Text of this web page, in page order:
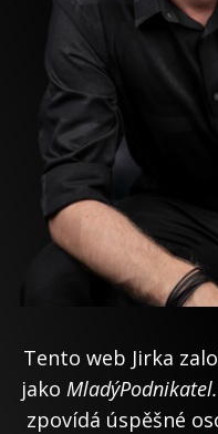
Tento web Jirka
jako
zpovídá úspěšné